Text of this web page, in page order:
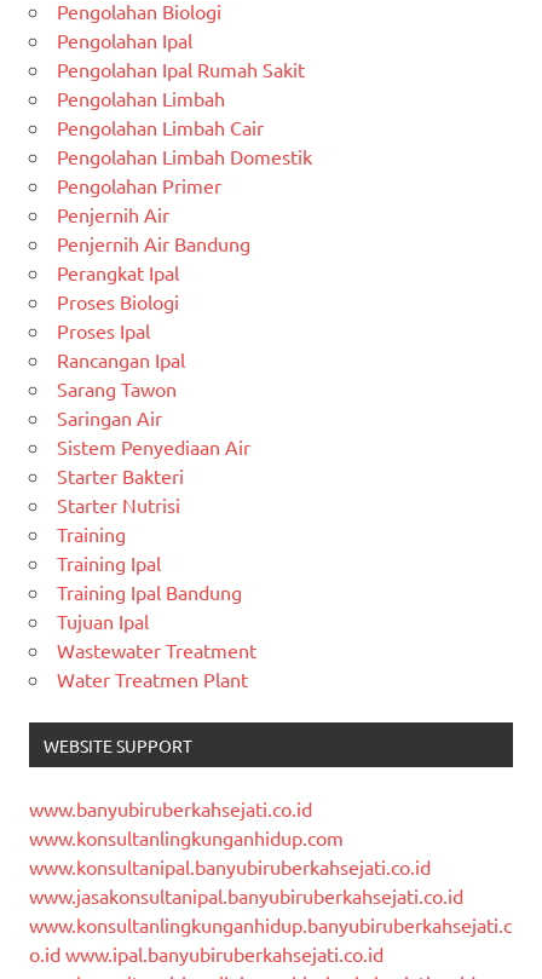
Pengolahan Biologi
Pengolahan Ipal
Pengolahan Ipal Rumah Sakit
Pengolahan Limbah
Pengolahan Limbah Cair
Pengolahan Limbah Domestik
Pengolahan Primer
Penjernih Air
Penjernih Air Bandung
Perangkat Ipal
Proses Biologi
Proses Ipal
Rancangan Ipal
Sarang Tawon
Saringan Air
Sistem Penyediaan Air
Starter Bakteri
Starter Nutrisi
Training
Training Ipal
Training Ipal Bandung
Tujuan Ipal
Wastewater Treatment
Water Treatmen Plant
WEBSITE SUPPORT
www.banyubiruberkahsejati.co.id
www.konsultanlingkunganhidup.com
www.konsultanipal.banyubiruberkahsejati.co.id
www.jasakonsultanipal.banyubiruberkahsejati.co.id
www.konsultanlingkunganhidup.banyubiruberkahsejati.c
o.id www.ipal.banyubiruberkahsejati.co.id